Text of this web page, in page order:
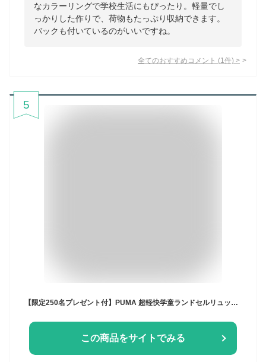
なカラーリングで学校生活にもぴったり。軽量でし
っかりした作りで、荷物もたっぷり収納できます。
バックも付いているのがいいですね。
全てのおすすめコメント (1 件) >
5
【限定250名プレゼント付】PUMA 超軽快学童ランドセルリュック クツワ 小学校 大容量 ランリュック ランドセル ブランド ランリュック 男の子 女の子 通学 ランリュック PUMAランドセル 側弯症 防止 猫背矯正
この商品をサイトでみる